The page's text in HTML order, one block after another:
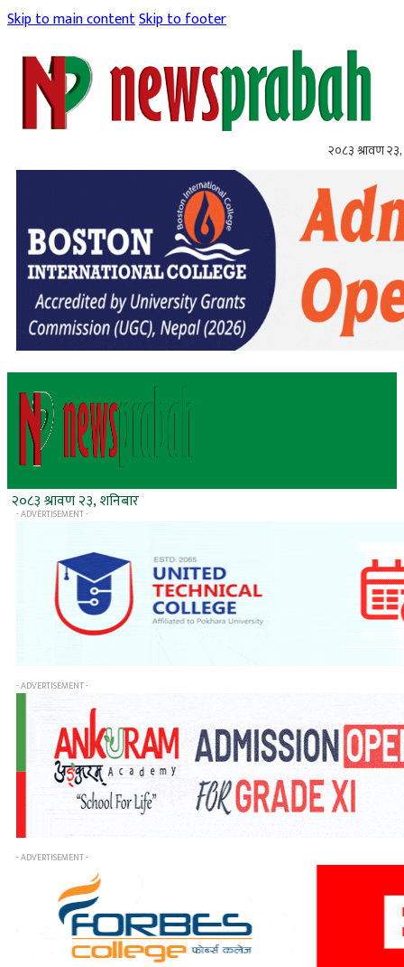
Skip to main contentSkip to footer
२०८३ श्रावण २३,
२०८३ श्रावण २३, शनिबार
- ADVERTISEMENT -
- ADVERTISEMENT -
- ADVERTISEMENT -